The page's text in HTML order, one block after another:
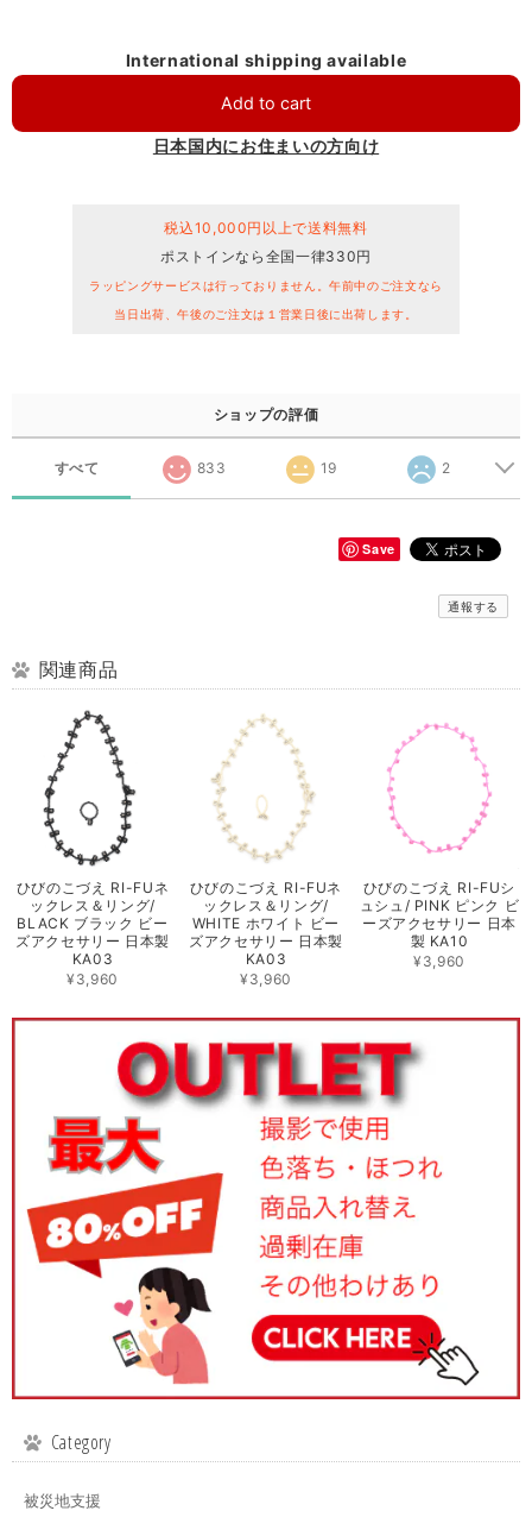
International shipping available
Add to cart
日本国内にお住まいの方向け
税込10,000円以上で送料無料
ポストインなら全国一律330円
ラッピングサービスは行っておりません。午前中のご注文なら
当日出荷、午後のご注文は１営業日後に出荷します。
ショップの評価
すべて 833 19 2
Save
通報する
関連商品
ひびのこづえ RI-FUネ
ックレス＆リング/
BLACK ブラック ビー
ズアクセサリー 日本製
KA03
¥3,960
ひびのこづえ RI-FUネ
ックレス＆リング/
WHITE ホワイト ビー
ズアクセサリー 日本製
KA03
¥3,960
ひびのこづえ RI-FUシ
ュシュ/ PINK ピンク ビ
ーズアクセサリー 日本
製 KA10
¥3,960
Category
被災地支援